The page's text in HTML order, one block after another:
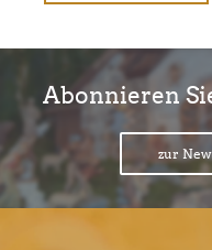
Abonnieren
zur